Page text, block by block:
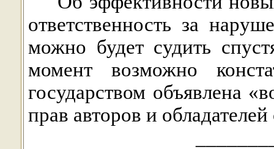
ответственность за
можно будет судить
момент возможно
государством объявлена
прав авторов и